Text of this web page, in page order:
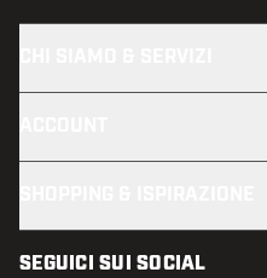
SEGUICI SUI SOCIAL